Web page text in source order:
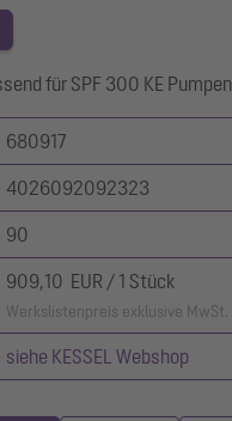
für SPF 300 KE Pumpen
680917
4026092092323
90
909,10 EUR / 1 Stück
Werkslistenpreis exklusive MwSt.
siehe KESSEL Webshop